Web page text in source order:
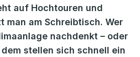
auf Hochtouren und
man am Schreibtisch. Wer
nachdenkt – oder
stellen sich schnell ein